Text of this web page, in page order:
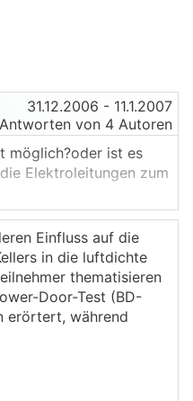
31.12.2006 - 11.1.2007
von 4 Autoren
möglich?oder ist es
Elektroleitungen zum
Einfluss auf die
in die luftdichte
thematisieren
Door-Test (BD-
erörtert, während